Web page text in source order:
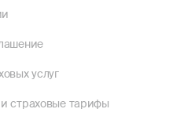
услуг
страховые тарифы